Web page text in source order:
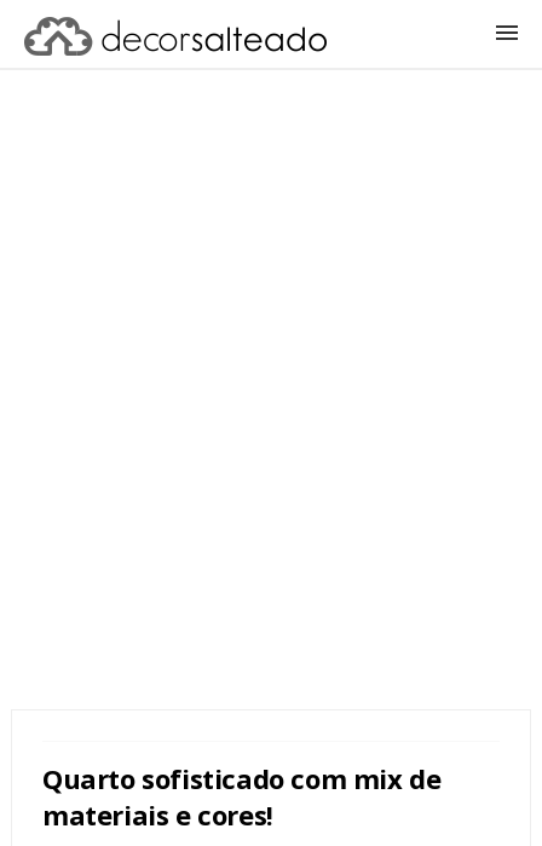
Quarto sofisticado com mix de
materiais e cores!